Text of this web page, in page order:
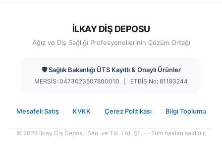
İLKAY DİŞ DEPOSU
Ağız ve Diş Sağlığı Profesyonellerinin Çözüm Ortağı
🛡️ Sağlık Bakanlığı ÜTS Kayıtlı & Onaylı Ürünler
MERSİS: 0473023507800010 | ETBİS No: 81193244
Mesafeli Satış KVKK Çerez Politikası Bilgi Toplumu
© 2026 İlkay Diş Deposu San. ve Tic. Ltd. Şti. — Tüm hakları saklıdır.